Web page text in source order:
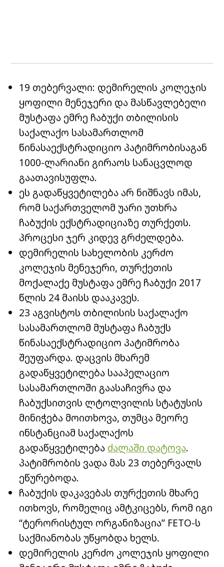
19 თებერვალი: დემირელის კოლეჯის
ყოფილი მენეჯერი და მასწავლებელი
მუსტაფა ემრე ჩაბუქი თბილისის
საქალაქო სასამართლომ
წინასაექსტრადიციო პატიმრობისაგან
1000-ლარიანი გირაოს სანაცვლოდ
გაათავისუფლა.
ეს გადაწყვეტილება არ ნიშნავს იმას,
რომ საქართველომ უარი უთხრა
ჩაბუქის ექსტრადიციაზე თურქეთს.
პროცესი ჯერ კიდევ გრძელდება.
დემირელის სახელობის კერძო
კოლეჯის მენეჯერი, თურქეთის
მოქალაქე მუსტაფა ემრე ჩაბუქი 2017
წლის 24 მაისს დააკავეს.
23 აგვისტოს თბილისის საქალაქო
სასამართლომ მუსტაფა ჩაბუქს
წინასაექსტრადიციო პატიმრობა
შეუფარდა. დაცვის მხარემ
გადაწყვეტილება სააპელაციო
სასამართლოში გაასაჩივრა და
ჩაბუქსითვის ლტოლვილის სტატუსის
მინიჭება მოითხოვა, თუმცა მეორე
ინსტანციამ საქალაქოს
გადაწყვეტილება ძალაში დატოვა.
პატიმრობის ვადა მას 23 თებერვალს
ეწურებოდა.
ჩაბუქის დაკავებას თურქეთის მხარე
ითხოვს, რომელიც ამტკიცებს, რომ იგი
“ტერორისტულ ორგანიზაცია” FETO-ს
საქმიანობას უწყობდა ხელს.
დემირელის კერძო კოლეჯის ყოფილი